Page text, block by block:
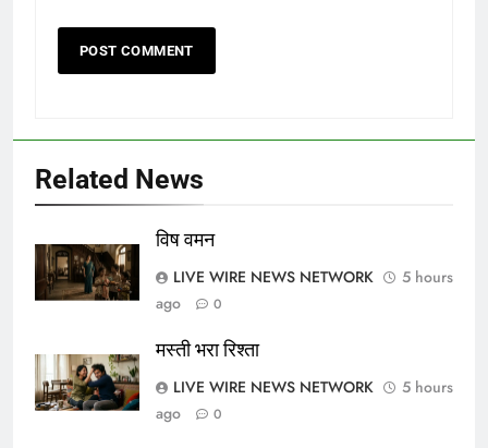
Related News
विष वमन
LIVE WIRE NEWS NETWORK
5 hours
ago
0
मस्ती भरा रिश्ता
LIVE WIRE NEWS NETWORK
5 hours
ago
0